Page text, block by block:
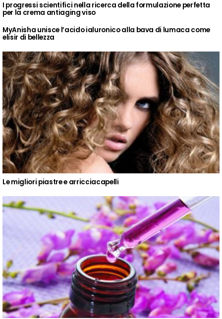
I progressi scientifici nella ricerca della formulazione perfetta
per la crema antiaging viso
MyAnisha unisce l’acido ialuronico alla bava di lumaca come
elisir di bellezza
Le migliori piastre e arricciacapelli